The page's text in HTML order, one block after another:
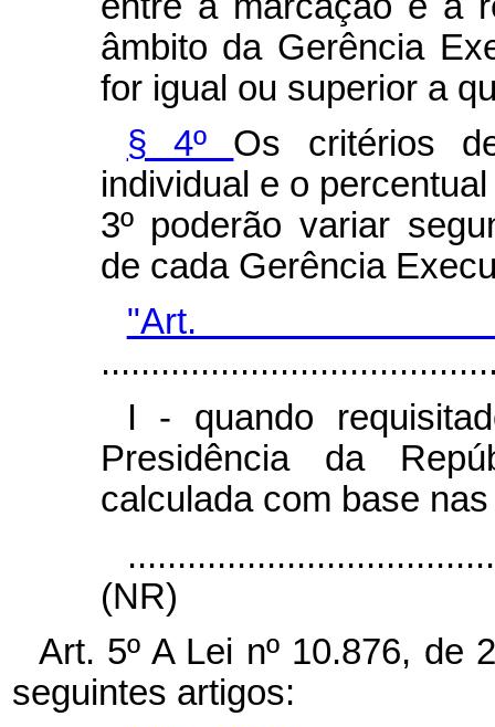
âmbito da Gerência
for igual ou superior a
§ 4º Os critérios
individual e o
3º poderão variar
de cada Gerência
I - quando
Presidência da
calculada com base
(NR)
Art. 5º A Lei nº 10.876, de
seguintes artigos: